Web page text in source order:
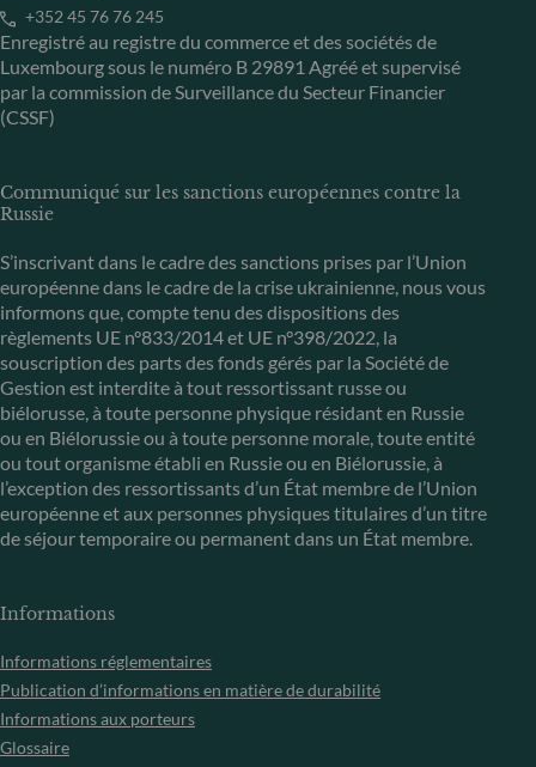
+352 45 76 76 245
Enregistré au registre du commerce et des sociétés de
Luxembourg sous le numéro B 29891 Agréé et supervisé
par la commission de Surveillance du Secteur Financier
(CSSF)
Communiqué sur les sanctions européennes contre la
Russie
S’inscrivant dans le cadre des sanctions prises par l’Union
européenne dans le cadre de la crise ukrainienne, nous vous
informons que, compte tenu des dispositions des
règlements UE n°833/2014 et UE n°398/2022, la
souscription des parts des fonds gérés par la Société de
Gestion est interdite à tout ressortissant russe ou
biélorusse, à toute personne physique résidant en Russie
ou en Biélorussie ou à toute personne morale, toute entité
ou tout organisme établi en Russie ou en Biélorussie, à
l’exception des ressortissants d’un État membre de l’Union
européenne et aux personnes physiques titulaires d’un titre
de séjour temporaire ou permanent dans un État membre.
Informations
Informations réglementaires
Publication d’informations en matière de durabilité
Informations aux porteurs
Glossaire